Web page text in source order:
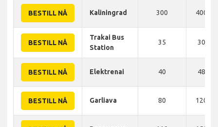
BESTILL NÅ Kaliningrad 300 400 KM
BESTILL NÅ
Trakai Bus
Station
35 30 KM
BESTILL NÅ Elektrenai 40 48 KM
BESTILL NÅ Garliava 80 120 KM